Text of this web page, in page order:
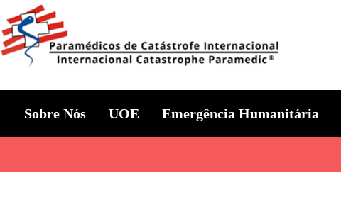
to
content
Sobre Nós UOE Emergência Humanitária